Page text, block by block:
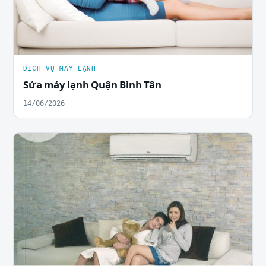
DỊCH VỤ MÁY LẠNH
Sửa máy lạnh Quận Bình Tân
14/06/2026